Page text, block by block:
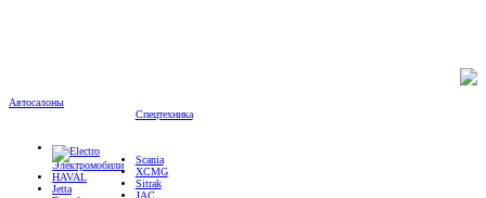
Автосалоны
Электромобили
HAVAL
Jetta
Спецтехника
Scania
XCMG
Sitrak
JAC